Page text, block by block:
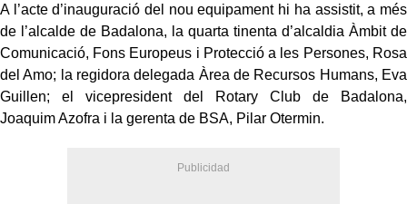
A l’acte d’inauguració del nou equipament hi ha assistit, a més
de l’alcalde de Badalona, la quarta tinenta d’alcaldia Àmbit de
Comunicació, Fons Europeus i Protecció a les Persones, Rosa
del Amo; la regidora delegada Àrea de Recursos Humans, Eva
Guillen; el vicepresident del Rotary Club de Badalona,
Joaquim Azofra i la gerenta de BSA, Pilar Otermin.